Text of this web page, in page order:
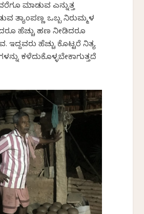
ಮಾಡುವ ಎನ್ನುತ್ತ
ತ್ಯಾಂಪಣ್ಣ ಒಬ್ಬ ನಿರುಮ್ಮಳ
ಹೆಚ್ಚು ಹಣ ನೀಡಿದರೂ
ಇದ್ದವರು ಹೆಚ್ಚು ಕೊಟ್ಟರೆ ನಿತ್ಯ
ಕಳೆದುಕೊಳ್ಳಬೇಕಾಗುತ್ತದೆ